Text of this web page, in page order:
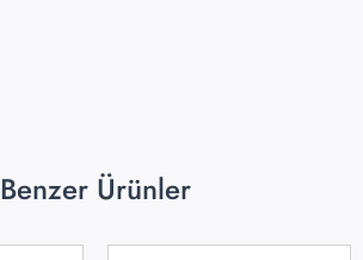
Benzer Ürünler